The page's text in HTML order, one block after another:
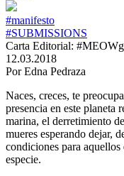
#manifesto
#SUBMISSIONS
Carta Editorial:
12.03.2018
Por Edna Pedraza
Naces, creces, te
presencia en este planeta
marina, el derretimiento
mueres esperando dejar,
condiciones para
especie.